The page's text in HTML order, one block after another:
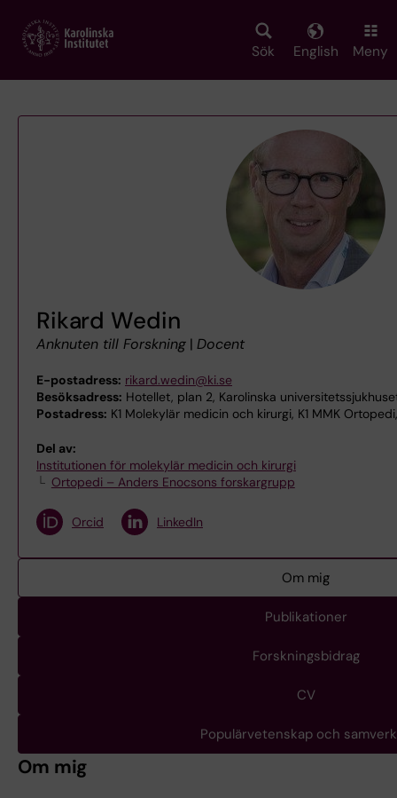
main
Sök English Meny
Rikard Wedin
Anknuten till Forskning | Docent
E-postadress: rikard.wedin@ki.se
Besöksadress: Hotellet, plan 2, Karolinska
Postadress: K1 Molekylär medicin och kirurgi, K1 MMK
Del av:
Institutionen för molekylär medicin och kirurgi
Ortopedi – Anders Enocsons forskargrupp
Orcid LinkedIn
Om mig
Publikationer
Forskningsbidrag
CV
Populärvetenskap och
Om mig